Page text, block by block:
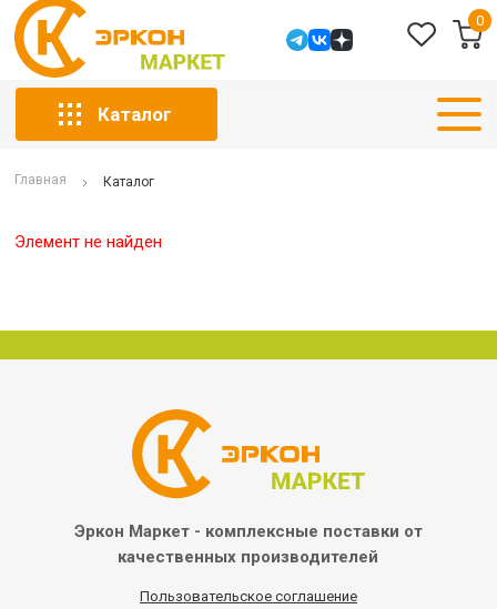
0
Каталог
Главная Каталог
Элемент не найден
Эркон Маркет - комплексные поставки от
качественных производителей
Пользовательское соглашение